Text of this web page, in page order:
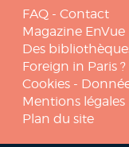
FAQ - Contact
Magazine EnVue
Des
Foreign in Paris ?
Cookies -
Mentions légales
Plan du site